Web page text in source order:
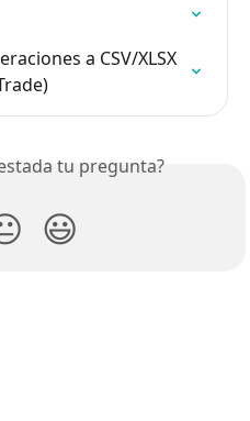
a CSV/XLSX
tu pregunta?
😃